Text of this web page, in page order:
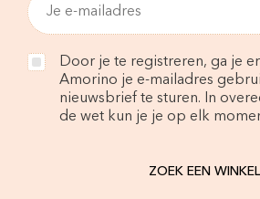
Door je te registreren, ga je
Amorino je e-mailadres
nieuwsbrief te sturen. In
de wet kun je je op elk
ZOEK EEN WINKEL